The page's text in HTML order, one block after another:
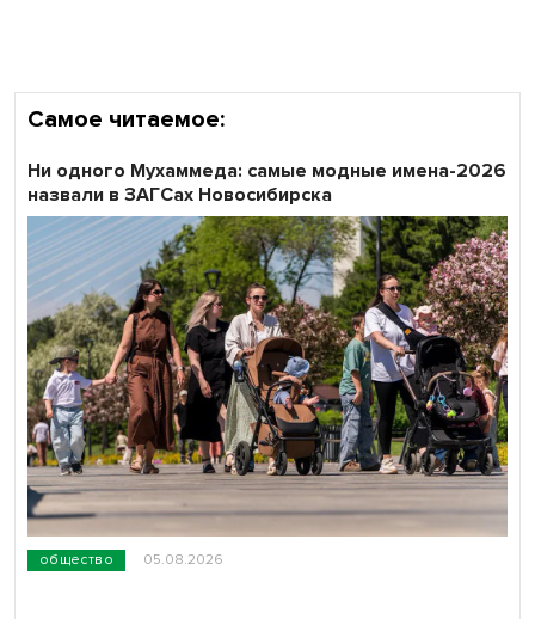
Самое читаемое:
общество 05.08.2026
Ни одного Мухаммеда: самые модные имена-2026
назвали в ЗАГСах Новосибирска